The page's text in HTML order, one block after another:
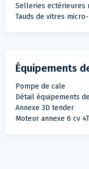
Selleries ectérieures
Tauds de vitres
Équipements
Pompe de cale
Détail équipements
Annexe 3D tender
Moteur annexe 6 cv 4T